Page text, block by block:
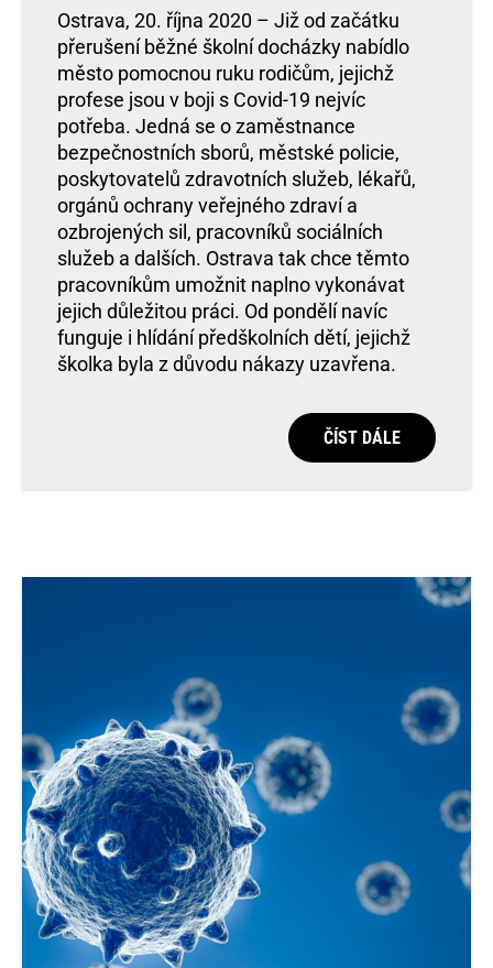
Ostrava, 20. října 2020 – Již od začátku
přerušení běžné školní docházky nabídlo
město pomocnou ruku rodičům, jejichž
profese jsou v boji s Covid-19 nejvíc
potřeba. Jedná se o zaměstnance
bezpečnostních sborů, městské policie,
poskytovatelů zdravotních služeb, lékařů,
orgánů ochrany veřejného zdraví a
ozbrojených sil, pracovníků sociálních
služeb a dalších. Ostrava tak chce těmto
pracovníkům umožnit naplno vykonávat
jejich důležitou práci. Od pondělí navíc
funguje i hlídání předškolních dětí, jejichž
školka byla z důvodu nákazy uzavřena.
ČÍST DÁLE